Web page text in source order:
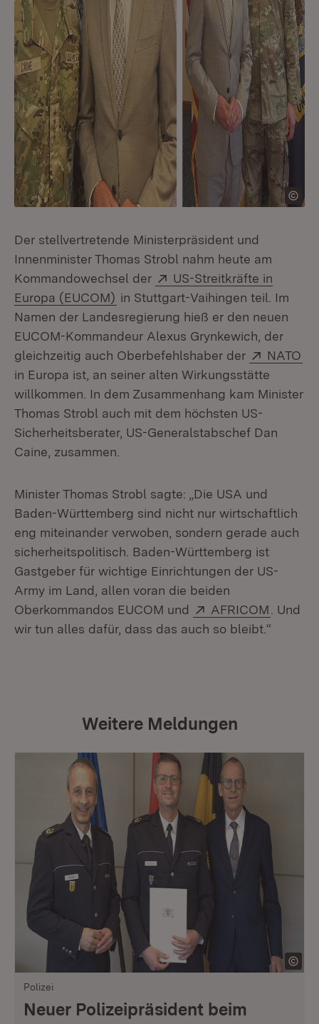
Der stellvertretende Ministerpräsident und
Innenminister Thomas Strobl nahm heute am
Kommandowechsel der
Extern:
US-Streitkräfte in
Europa (EUCOM) (Öffnet in neuem Fenster)
in Stuttgart-Vaihingen teil. Im
Namen der Landesregierung hieß er den neuen
EUCOM-Kommandeur Alexus Grynkewich, der
gleichzeitig auch Oberbefehlshaber der
Extern:
NATO
in Europa ist, an seiner alten Wirkungsstätte
willkommen. In dem Zusammenhang kam Minister
Thomas Strobl auch mit dem höchsten US-
Sicherheitsberater, US-Generalstabschef Dan
Caine, zusammen.
Minister Thomas Strobl sagte: „Die USA und
Baden-Württemberg sind nicht nur wirtschaftlich
eng miteinander verwoben, sondern gerade auch
sicherheitspolitisch. Baden-Württemberg ist
Gastgeber für wichtige Einrichtungen der US-
Army im Land, allen voran die beiden
Oberkommandos EUCOM und
Extern:
AFRICOM (Öffnet
. Und
wir tun alles dafür, dass das auch so bleibt.“
Weitere Meldungen
Polizei
Neuer Polizeipräsident beim